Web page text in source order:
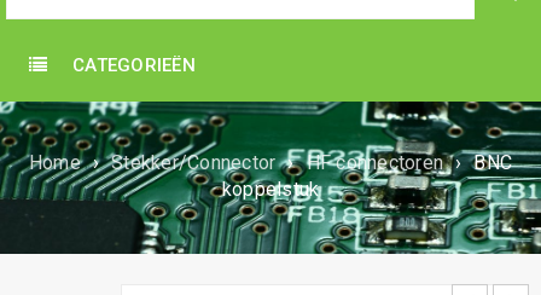
CATEGORIEËN
Home › Stekker/Connector › HF connectoren › BNC
koppelstuk